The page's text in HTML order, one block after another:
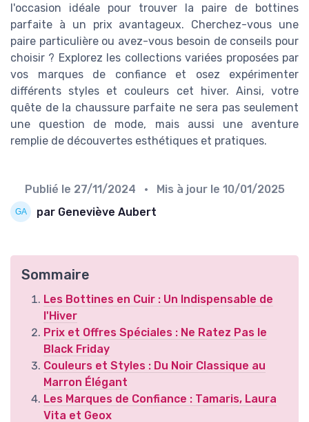
l'occasion idéale pour trouver la paire de bottines
parfaite à un prix avantageux. Cherchez-vous une
paire particulière ou avez-vous besoin de conseils pour
choisir ? Explorez les collections variées proposées par
vos marques de confiance et osez expérimenter
différents styles et couleurs cet hiver. Ainsi, votre
quête de la chaussure parfaite ne sera pas seulement
une question de mode, mais aussi une aventure
remplie de découvertes esthétiques et pratiques.
Publié le 27/11/2024 • Mis à jour le 10/01/2025
par Geneviève Aubert
Sommaire
Les Bottines en Cuir : Un Indispensable de
l'Hiver
Prix et Offres Spéciales : Ne Ratez Pas le
Black Friday
Couleurs et Styles : Du Noir Classique au
Marron Élégant
Les Marques de Confiance : Tamaris, Laura
Vita et Geox